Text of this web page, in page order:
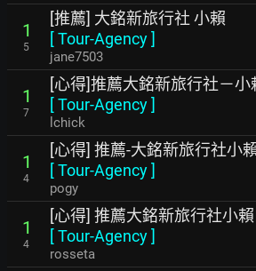
1
5
[推薦] 大銘新旅行社 小賴
[Tour-Agency]
jane7503
1
7
[心得]推薦大銘新旅行社－小
[Tour-Agency]
lchick
1
4
[心得] 推薦-大銘新旅行社小
[Tour-Agency]
pogy
1
4
[心得] 推薦大銘新旅行社小賴
[Tour-Agency]
rosseta